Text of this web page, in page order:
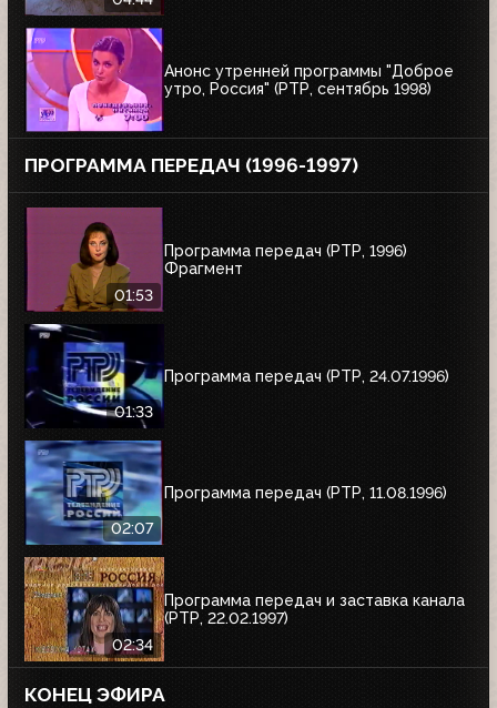
Анонс утренней программы "Доброе
утро, Россия" (РТР, сентябрь 1998)
ПРОГРАММА ПЕРЕДАЧ (1996-1997)
01:53
Программа передач (РТР, 1996)
Фрагмент
01:33
Программа передач (РТР, 24.07.1996)
02:07
Программа передач (РТР, 11.08.1996)
02:34
Программа передач и заставка канала
(РТР, 22.02.1997)
КОНЕЦ ЭФИРА